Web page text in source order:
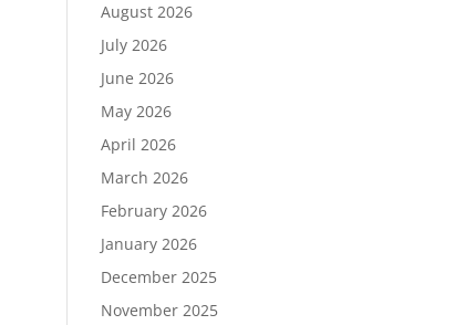
August 2026
July 2026
June 2026
May 2026
April 2026
March 2026
February 2026
January 2026
December 2025
November 2025